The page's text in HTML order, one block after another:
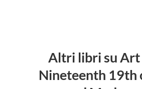
Altri libri su Art
Nineteenth 19th